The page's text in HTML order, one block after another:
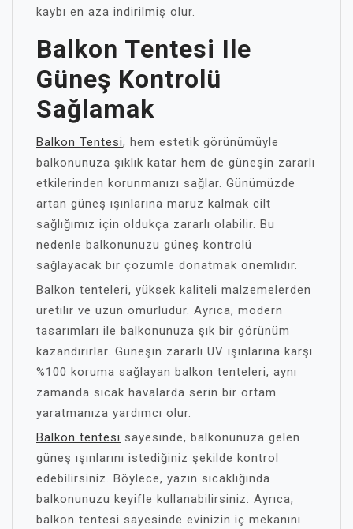
kaybı en aza indirilmiş olur.
Balkon Tentesi Ile
Güneş Kontrolü
Sağlamak
Balkon Tentesi, hem estetik görünümüyle
balkonunuza şıklık katar hem de güneşin zararlı
etkilerinden korunmanızı sağlar. Günümüzde
artan güneş ışınlarına maruz kalmak cilt
sağlığımız için oldukça zararlı olabilir. Bu
nedenle balkonunuzu güneş kontrolü
sağlayacak bir çözümle donatmak önemlidir.
Balkon tenteleri, yüksek kaliteli malzemelerden
üretilir ve uzun ömürlüdür. Ayrıca, modern
tasarımları ile balkonunuza şık bir görünüm
kazandırırlar. Güneşin zararlı UV ışınlarına karşı
%100 koruma sağlayan balkon tenteleri, aynı
zamanda sıcak havalarda serin bir ortam
yaratmanıza yardımcı olur.
Balkon tentesi sayesinde, balkonunuza gelen
güneş ışınlarını istediğiniz şekilde kontrol
edebilirsiniz. Böylece, yazın sıcaklığında
balkonunuzu keyifle kullanabilirsiniz. Ayrıca,
balkon tentesi sayesinde evinizin iç mekanını